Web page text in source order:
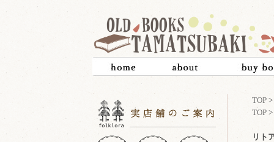
TOP >
TOP >
リト